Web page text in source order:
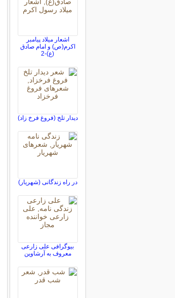
اشعار میلاد پیامبر
اکرم(ص) و امام صادق
(ع)-2
ديدار تلخ (فروغ فرخ زاد)
در راه زندگانی (شهریار)
بیوگرافی علی زارعی
معروف به آرشاوین